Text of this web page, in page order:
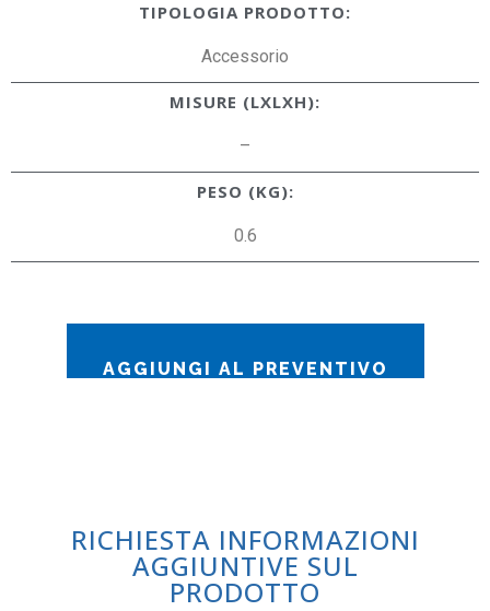
TIPOLOGIA PRODOTTO:
Accessorio
MISURE (LXLXH):
–
PESO (KG):
0.6
AGGIUNGI AL PREVENTIVO
RICHIESTA INFORMAZIONI
AGGIUNTIVE SUL
PRODOTTO